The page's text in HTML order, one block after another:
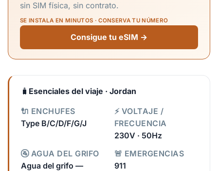
sin SIM física, sin contrato.
SE INSTALA EN MINUTOS · CONSERVA TU NÚMERO
Consigue tu eSIM →
🧳 Esenciales del viaje · Jordan
🔌 ENCHUFES
Type B/C/D/F/G/J
⚡ VOLTAJE /
FRECUENCIA
230V · 50Hz
🚰 AGUA DEL GRIFO
Agua del grifo —
🚨 EMERGENCIAS
911